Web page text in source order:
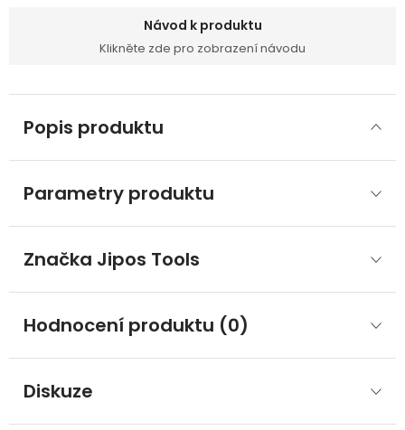
Návod k produktu
Klikněte zde pro zobrazení návodu
Popis produktu
Parametry produktu
Značka Jipos Tools
Hodnocení produktu (0)
Diskuze